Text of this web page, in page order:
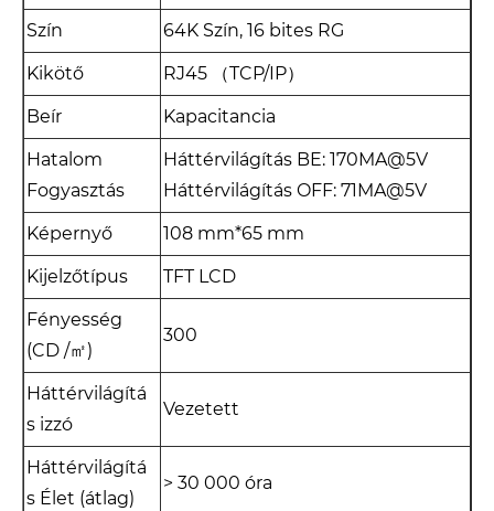
Szín 64K Szín, 16 bites RG
Kikötő RJ45 （TCP/IP）
Beír Kapacitancia
Hatalom
Fogyasztás
Háttérvilágítás BE: 170MA@5V
Háttérvilágítás OFF: 71MA@5V
Képernyő 108 mm*65 mm
Kijelzőtípus TFT LCD
Fényesség
(CD /㎡)
300
Háttérvilágítá
s izzó
Vezetett
Háttérvilágítá
s Élet (átlag)
> 30 000 óra